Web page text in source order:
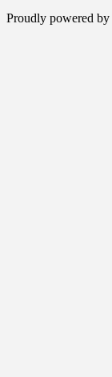
Proudly powered by